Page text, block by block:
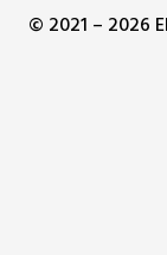
© 2021 – 2026